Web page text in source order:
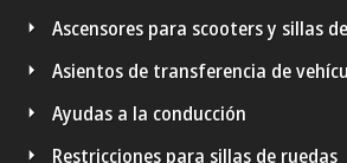
Ascensores para scooters y sillas
Asientos de transferencia de
Ayudas a la conducción
Restricciones para sillas de ruedas